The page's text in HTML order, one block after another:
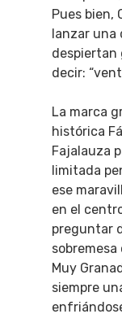
Pues bien,
lanzar una
despiertan
decir:
La marca
histórica
Fajalauza
limitada
ese
en el
preguntar
Muy
siempre